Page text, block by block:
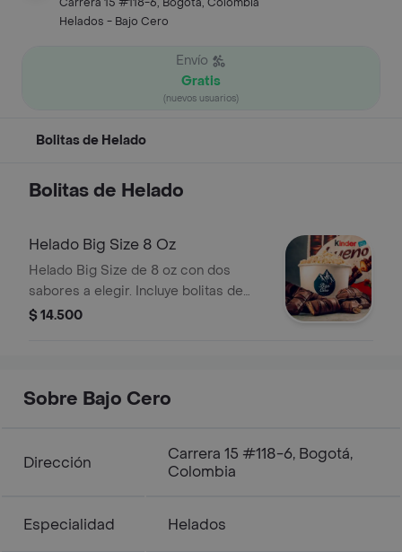
Helados - Bajo Cero
Envío
Gratis
(nuevos usuarios)
Bolitas de Helado
Bolitas de Helado
Helado Big Size 8 Oz
Helado Big Size de 8 oz con dos
sabores a elegir. Incluye bolitas de
helado y opción de toppings de
$ 14.500
Sobre Bajo Cero
Dirección
Carrera 15 #118-6, Bogotá,
Colombia
Especialidad Helados